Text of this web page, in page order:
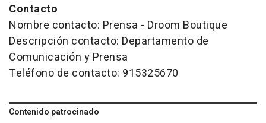
Contacto
Nombre contacto: Prensa - Droom Boutique
Descripción contacto: Departamento de
Comunicación y Prensa
Teléfono de contacto: 915325670
Contenido patrocinado